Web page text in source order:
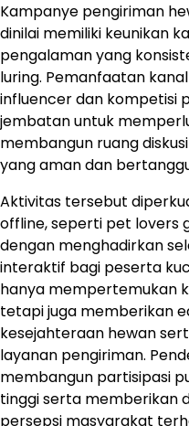
Kampanye pengiriman
dinilai memiliki keunikan
pengalaman yang
luring. Pemanfaatan
influencer dan kompetisi
jembatan untuk
membangun ruang
yang aman dan
Aktivitas tersebut
offline, seperti pet lovers
dengan menghadirkan
interaktif bagi peserta
hanya mempertemukan
tetapi juga memberikan
kesejahteraan hewan
layanan pengiriman.
membangun partisipasi
tinggi serta memberikan
persepsi masyarakat